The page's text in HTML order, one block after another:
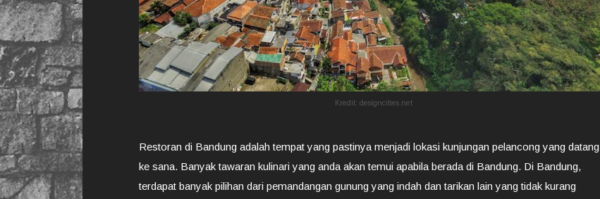
Kredit: designcities.net
Restoran di Bandung adalah tempat yang pastinya menjadi lokasi kunjungan pelancong yang datang
ke sana. Banyak tawaran kulinari yang anda akan temui apabila berada di Bandung. Di Bandung,
terdapat banyak pilihan dari pemandangan gunung yang indah dan tarikan lain yang tidak kurang